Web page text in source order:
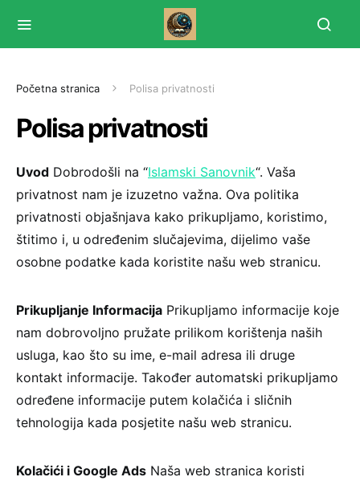
Početna stranica Polisa privatnosti
Polisa privatnosti
Uvod Dobrodošli na “Islamski Sanovnik“. Vaša
privatnost nam je izuzetno važna. Ova politika
privatnosti objašnjava kako prikupljamo, koristimo,
štitimo i, u određenim slučajevima, dijelimo vaše
osobne podatke kada koristite našu web stranicu.
Prikupljanje Informacija Prikupljamo informacije koje
nam dobrovoljno pružate prilikom korištenja naših
usluga, kao što su ime, e-mail adresa ili druge
kontakt informacije. Također automatski prikupljamo
određene informacije putem kolačića i sličnih
tehnologija kada posjetite našu web stranicu.
Kolačići i Google Ads Naša web stranica koristi